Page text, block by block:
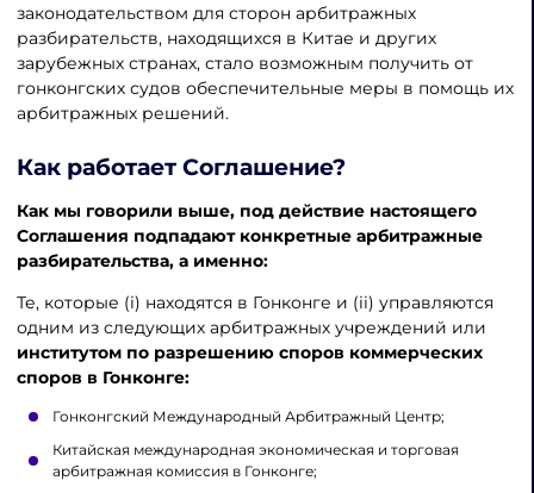
законодательством для сторон арбитражных
разбирательств, находящихся в Китае и других
зарубежных странах, стало возможным получить от
гонконгских судов обеспечительные меры в помощь их
арбитражных решений.
Как работает Соглашение?
Как мы говорили выше, под действие настоящего
Соглашения подпадают конкретные арбитражные
разбирательства, а именно:
Те, которые (i) находятся в Гонконге и (ii) управляются
одним из следующих арбитражных учреждений или
институтом по разрешению споров коммерческих
споров в Гонконге:
Гонконгский Международный Арбитражный Центр;
Китайская международная экономическая и торговая
арбитражная комиссия в Гонконге;